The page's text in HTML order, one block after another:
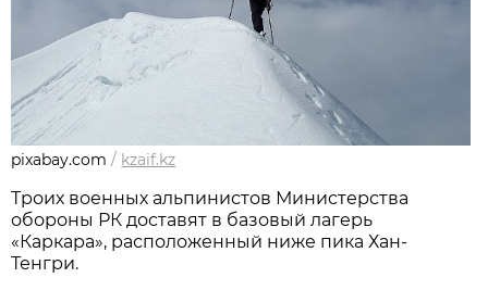
pixabay.com / kzaif.kz
Троих военных альпинистов Министерства
обороны РК доставят в базовый лагерь
«Каркара», расположенный ниже пика Хан-
Тенгри.